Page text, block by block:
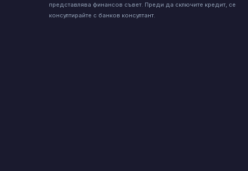
представлява финансов съвет. Преди да сключите кредит, се
консултирайте с банков консултант.